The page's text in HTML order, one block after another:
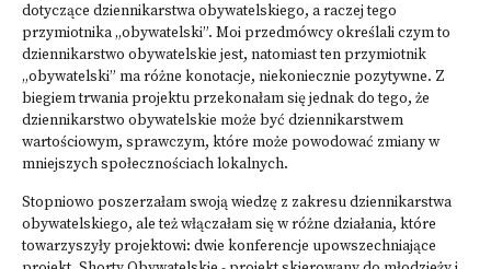
dotyczące dziennikarstwa obywatelskiego, a raczej tego
przymiotnika „obywatelski”. Moi przedmówcy określali czym to
dziennikarstwo obywatelskie jest, natomiast ten przymiotnik
„obywatelski” ma różne konotacje, niekoniecznie pozytywne. Z
biegiem trwania projektu przekonałam się jednak do tego, że
dziennikarstwo obywatelskie może być dziennikarstwem
wartościowym, sprawczym, które może powodować zmiany w
mniejszych społecznościach lokalnych.
Stopniowo poszerzałam swoją wiedzę z zakresu dziennikarstwa
obywatelskiego, ale też włączałam się w różne działania, które
towarzyszyły projektowi: dwie konferencje upowszechniające